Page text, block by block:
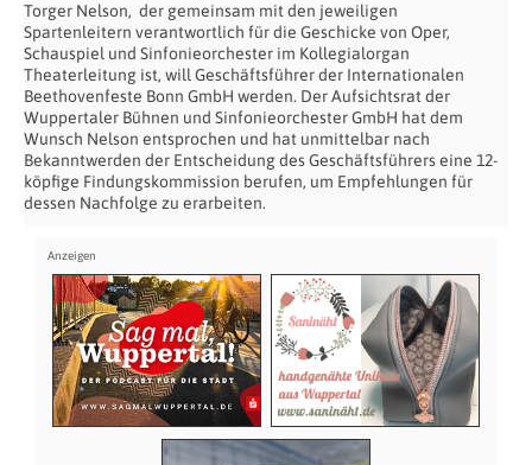
Torger Nelson, der gemeinsam mit den jeweiligen
Spartenleitern verantwortlich für die Geschicke von Oper,
Schauspiel und Sinfonieorchester im Kollegialorgan
Theaterleitung ist, will Geschäftsführer der Internationalen
Beethovenfeste Bonn GmbH werden. Der Aufsichtsrat der
Wuppertaler Bühnen und Sinfonieorchester GmbH hat dem
Wunsch Nelson entsprochen und hat unmittelbar nach
Bekanntwerden der Entscheidung des Geschäftsführers eine 12-
köpfige Findungskommission berufen, um Empfehlungen für
dessen Nachfolge zu erarbeiten.